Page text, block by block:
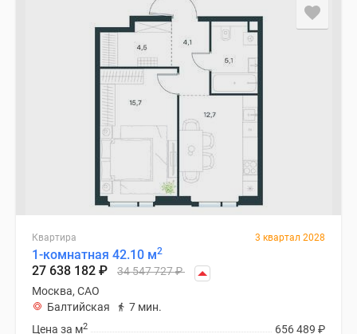
Квартира 3 квартал 2028
1-комнатная 42.10 м2
27 638 182 ₽ 34 547 727₽
Москва, САО
Балтийская
7 мин.
656 489 ₽
Цена за м2